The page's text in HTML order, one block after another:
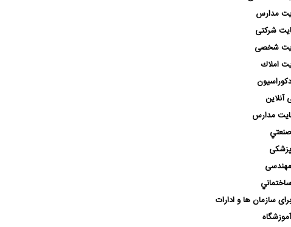
مدارس
شركتی
شخصی
املاك
آنلاین
مدارس
سازمان ها و ادارات